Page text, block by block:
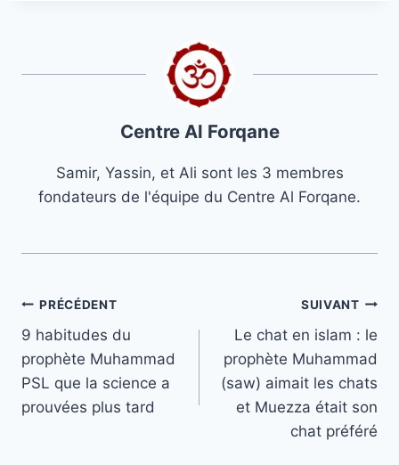
Centre Al Forqane
Samir, Yassin, et Ali sont les 3 membres
fondateurs de l'équipe du Centre Al Forqane.
Navigation
de
l’article
PRÉCÉDENT
9 habitudes du
prophète Muhammad
PSL que la science a
prouvées plus tard
SUIVANT
Le chat en islam : le
prophète Muhammad
(saw) aimait les chats
et Muezza était son
chat préféré